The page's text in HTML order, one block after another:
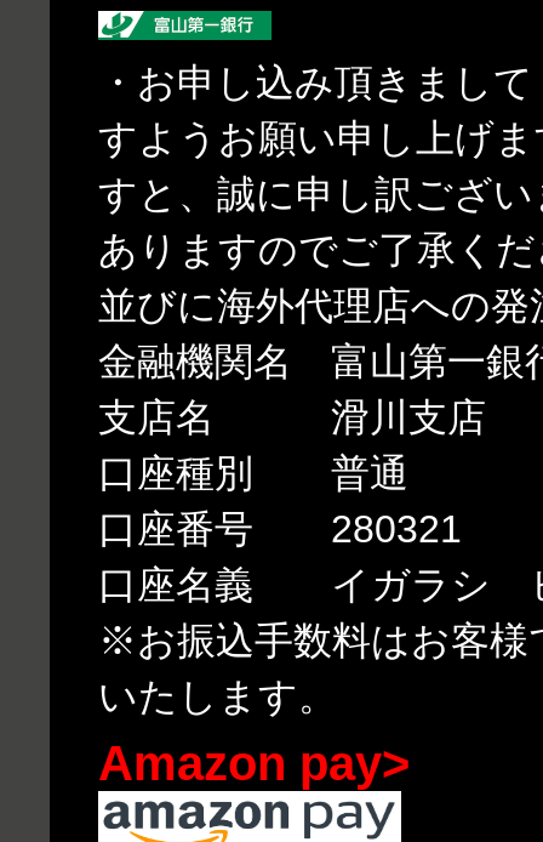
・お申し込み頂きまし
すようお願い申し上げ
すと、誠に申し訳ござ
ありますのでご了承く
並びに海外代理店への
金融機関名 富山第一銀
支店名 滑川支店
口座種別 普通
口座番号 280321
口座名義 イガラシ
※お振込手数料はお客
いたします。
Amazon pay>